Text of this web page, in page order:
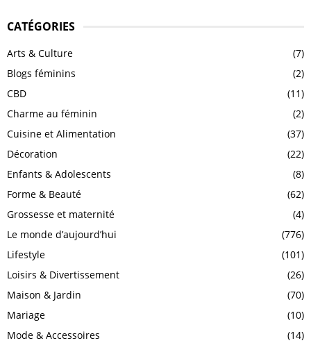
CATÉGORIES
Arts & Culture
(7)
Blogs féminins
(2)
CBD
(11)
Charme au féminin
(2)
Cuisine et Alimentation
(37)
Décoration
(22)
Enfants & Adolescents
(8)
Forme & Beauté
(62)
Grossesse et maternité
(4)
Le monde d’aujourd’hui
(776)
Lifestyle
(101)
Loisirs & Divertissement
(26)
Maison & Jardin
(70)
Mariage
(10)
Mode & Accessoires
(14)